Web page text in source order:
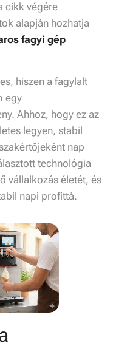
cikk végére
alapján hozhatja
fagyi gép
hiszen a fagylalt
egy
Ahhoz, hogy ez az
legyen, stabil
nap
technológia
vállalkozás életét, és
napi profittá.